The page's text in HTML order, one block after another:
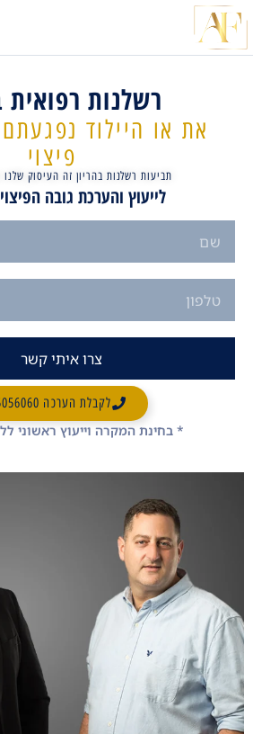
לתוכן
רשלנות רפואית
את או היילוד
פיצוי
תביעות רשלנות בהריון זה העיסוק
לייעוץ והערכת גובה
צרו איתי קשר
לקבלת הערכה 03-5056060
* בחינת המקרה וייעוץ ראשוני